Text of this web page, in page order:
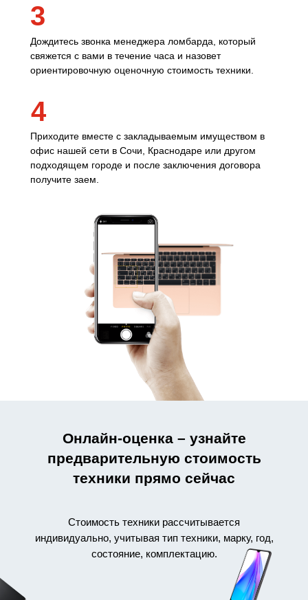
Дождитесь звонка менеджера ломбарда, который
свяжется с вами в течение часа и назовет
ориентировочную оценочную стоимость техники.
3
4
Приходите вместе с закладываемым имуществом в
офис нашей сети в Сочи, Краснодаре или другом
подходящем городе и после заключения договора
получите заем.
Онлайн-оценка – узнайте
предварительную стоимость
техники прямо сейчас
Стоимость техники рассчитывается
индивидуально, учитывая тип техники, марку, год,
состояние, комплектацию.